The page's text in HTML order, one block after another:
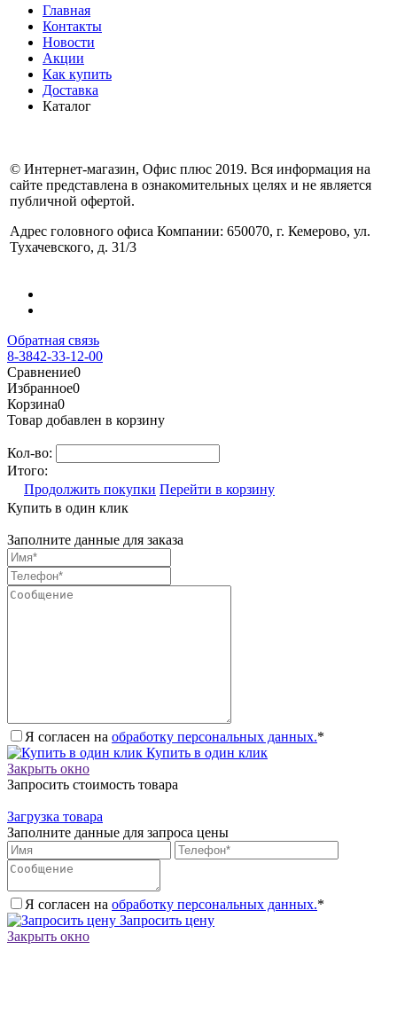
Главная
Контакты
Новости
Акции
Как купить
Доставка
Каталог
© Интернет-магазин, Офис плюс 2019. Вся информация на
сайте представлена в ознакомительных целях и не является
публичной офертой.
Адрес головного офиса Компании: 650070, г. Кемерово, ул.
Тухачевского, д. 31/3
Обратная связь
8-3842-33-12-00
Сравнение0
Избранное0
Корзина0
Товар добавлен в корзину
Кол-во:
Итого:
Продолжить покупки Перейти в корзину
Купить в один клик
Заполните данные для заказа
Я согласен на обработку персональных данных.*
Купить в один клик
Закрыть окно
Запросить стоимость товара
Загрузка товара
Заполните данные для запроса цены
Я согласен на обработку персональных данных.*
Запросить цену
Закрыть окно